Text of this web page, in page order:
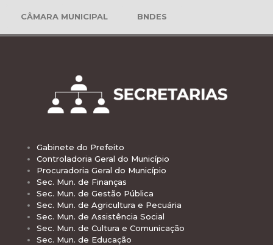
CÂMARA MUNICIPAL BNDES
Gabinete do Prefeito
Controladoria Geral do Município
Procuradoria Geral do Município
Sec. Mun. de Finanças
Sec. Mun. de Gestão Pública
Sec. Mun. de Agricultura e Pecuária
Sec. Mun. de Assistência Social
Sec. Mun. de Cultura e Comunicação
Sec. Mun. de Educação